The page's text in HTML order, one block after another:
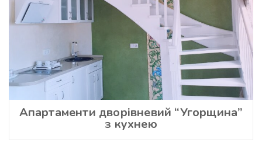
Апартаменти дворівневий “Угорщина”
з кухнею